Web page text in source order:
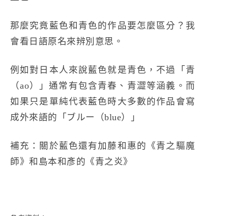
那麼究竟藍色和青色的作品要怎麼區分？我
會看日語原名來辨別意思。
例如對日本人來說藍色就是青色，不過「青
（ao）」通常有包含青春、青澀等涵義。而
如果只是單純代表藍色時大多數的作品會寫
成外來語的「ブルー（blue）」
補充：關於藍色還有加藤和惠的《青之驅魔
師》和島本和彥的《青之炎》